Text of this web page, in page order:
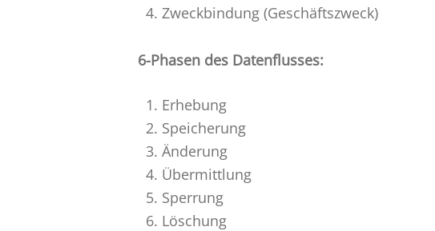
Zweckbindung (Geschäftszweck)
6-Phasen des Datenflusses:
Erhebung
Speicherung
Änderung
Übermittlung
Sperrung
Löschung